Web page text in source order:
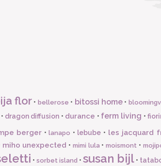
flor • bellerose • bitossi home •
• dragon diffusion • durance • ferm living •
berger •lanapo • lebube • les jacquard
miho unexpected • mimi lula •moismont •
• sorbet island • susan bijl •